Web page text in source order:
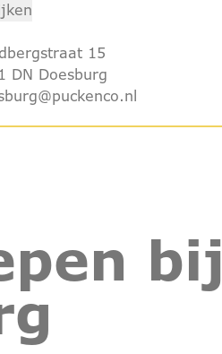
15
DN Doesburg
bij